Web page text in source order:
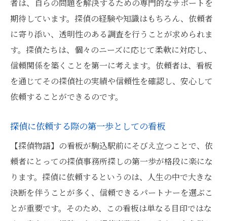
看板が照らし出す都市のドラマ
探偵物語から見る東京都の探偵事情
看板が綴る探偵たちの物語
駒込駅前から始まる探偵たちの活躍を追う
駒込駅前探偵たちの軌跡
都市問題を解決する探偵たちの日常
駒込駅前探偵の活動エリアと実績
探偵物語看板と探偵たちの関係
探偵の視点から見る駒込の魅力
探偵物語看板とともに探るあなたに最適な探偵
選び
者は、自らの問題を解決するための専門的なサポートを
期待しています。探偵の経験や知識はもちろん、依頼者
に寄り添い、透明性のある調査を行うことが求められま
す。探偵たちは、個々のニーズに応じて柔軟に対応し、
信頼関係を築くことを第一に考えます。依頼者は、看板
を通じてその探偵社の実績や信頼性を確認し、安心して
依頼することができるのです。
探偵に依頼する際の第一歩としての看板
【探偵物語】の看板が駒込駅前にそびえ立つことで、依
頼者にとっての探偵事務所探しの第一歩が格段に楽にな
ります。探偵に依頼するというのは、人生の中で大きな
決断を伴うことが多く、信頼できるパートナーを選ぶこ
とが重要です。そのため、この看板は単なる目印ではな